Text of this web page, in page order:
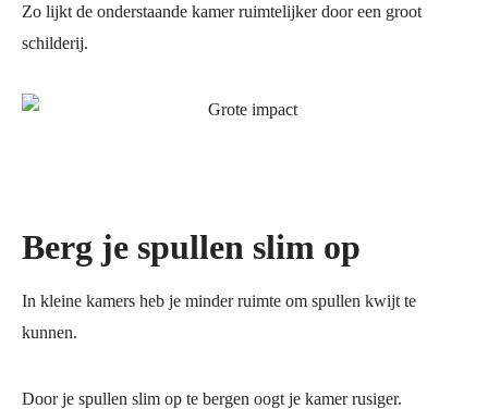
Zo lijkt de onderstaande kamer ruimtelijker door een groot
schilderij.
Berg je spullen slim op
In kleine kamers heb je minder ruimte om spullen kwijt te
kunnen.
Door je spullen slim op te bergen oogt je kamer rusiger.